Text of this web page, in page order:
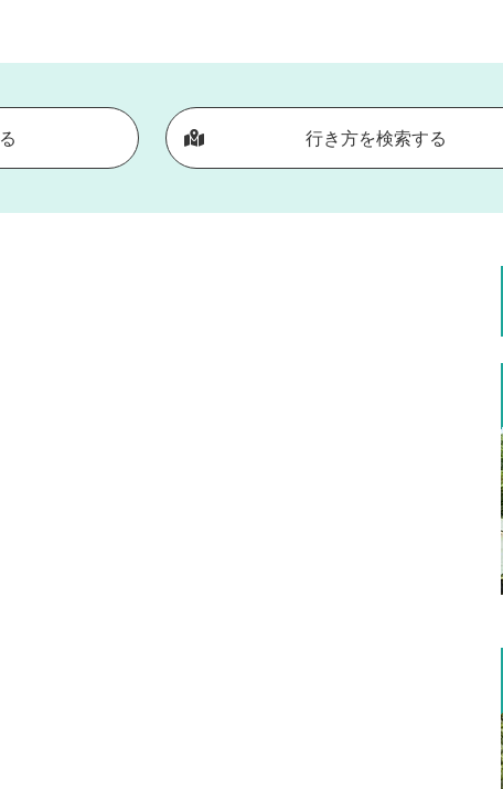
行き方を検索する